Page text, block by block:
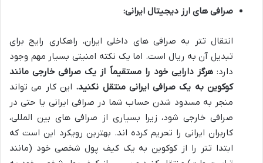
صرافی های ارز دیجیتال ایرانی:
انتقال تتر به صرافی های داخلی ایران، راهکاری رایج برای
تبدیل آن به ریال است. اما یک نکته امنیتی بسیار مهم وجود
دارد:هرگز دارایی خود را مستقیماً از یک صرافی خارجی مانند
کوکوین به یک صرافی ایرانی منتقل نکنید. این کار می تواند
منجر به مسدود شدن حساب شما در صرافی ایرانی یا حتی در
صرافی خارجی شود، زیرا بسیاری از صرافی های بین المللی،
کاربران ایرانی را تحریم کرده اند. بهترین رویکرد این است که
ابتدا تتر را از کوکوین به یک کیف پول شخصی خود (مانند